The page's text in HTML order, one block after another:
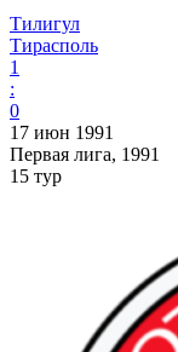
Тилигул
Тирасполь
1
:
0
17 июн 1991
Первая лига, 1991
15 тур